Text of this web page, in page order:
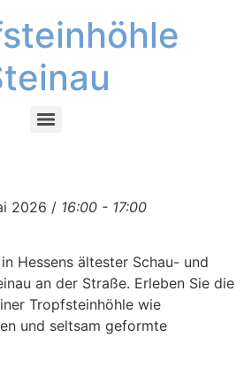
2026 / 16:00 - 17:00
Hessens ältester Schau- und
an der Straße. Erleben Sie die
Tropfsteinhöhle wie
und seltsam geformte